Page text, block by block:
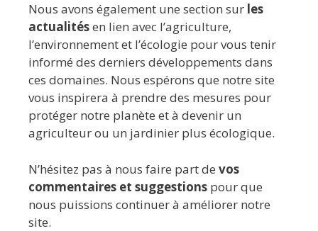
Nous avons également une section sur les
actualitésen lien avec l’agriculture,
l’environnement et l’écologie pour vous tenir
informé des derniers développements dans
ces domaines. Nous espérons que notre site
vous inspirera à prendre des mesures pour
protéger notre planète et à devenir un
agriculteur ou un jardinier plus écologique.
N’hésitez pas à nous faire part de vos
commentaires et suggestions pour que
nous puissions continuer à améliorer notre
site.